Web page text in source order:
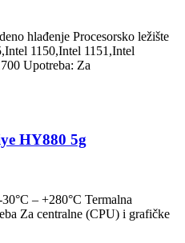
hlađenje Procesorsko ležište
1150,Intel 1151,Intel
Upotreba: Za
HY880 5g
– +280°C Termalna
Za centralne (CPU) i grafičke